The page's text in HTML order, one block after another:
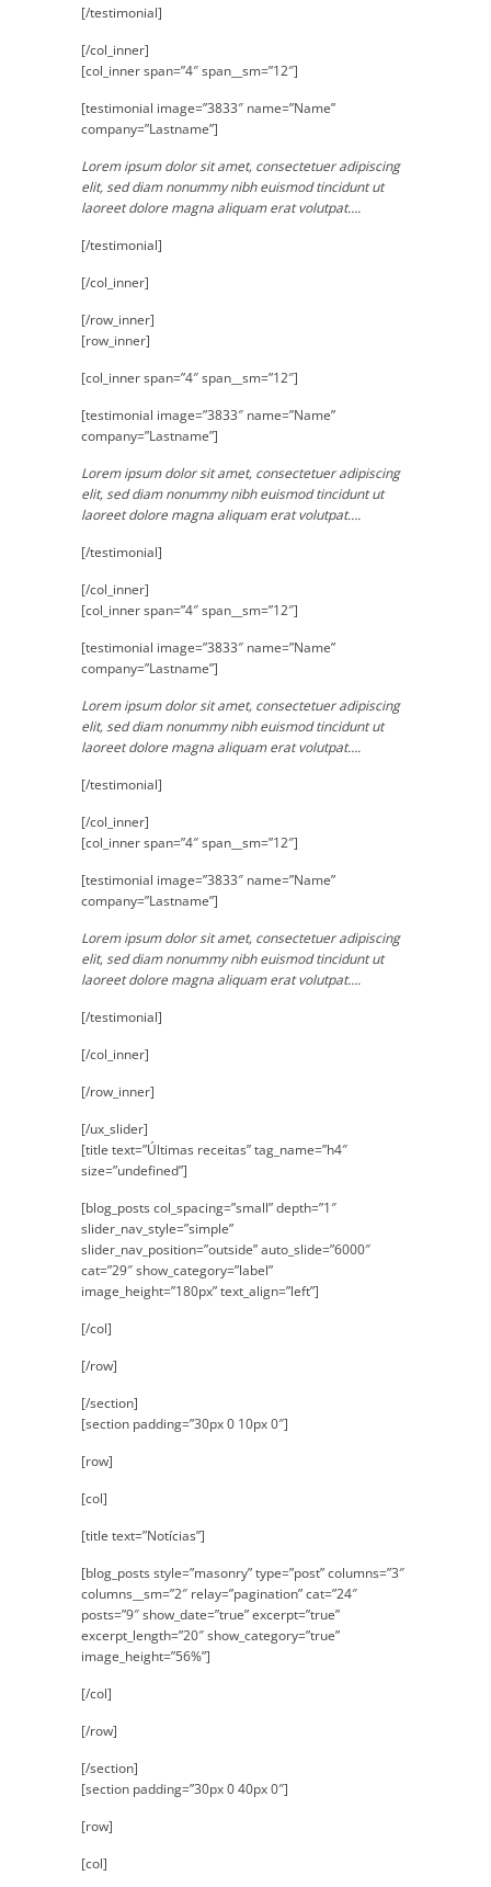
[/testimonial]
[/col_inner]
[col_inner span=”4″ span__sm=”12″]
[testimonial image=”3833″ name=”Name”
company=”Lastname”]
Lorem ipsum dolor sit amet, consectetuer adipiscing
elit, sed diam nonummy nibh euismod tincidunt ut
laoreet dolore magna aliquam erat volutpat….
[/testimonial]
[/col_inner]
[/row_inner]
[row_inner]
[col_inner span=”4″ span__sm=”12″]
[testimonial image=”3833″ name=”Name”
company=”Lastname”]
Lorem ipsum dolor sit amet, consectetuer adipiscing
elit, sed diam nonummy nibh euismod tincidunt ut
laoreet dolore magna aliquam erat volutpat….
[/testimonial]
[/col_inner]
[col_inner span=”4″ span__sm=”12″]
[testimonial image=”3833″ name=”Name”
company=”Lastname”]
Lorem ipsum dolor sit amet, consectetuer adipiscing
elit, sed diam nonummy nibh euismod tincidunt ut
laoreet dolore magna aliquam erat volutpat….
[/testimonial]
[/col_inner]
[col_inner span=”4″ span__sm=”12″]
[testimonial image=”3833″ name=”Name”
company=”Lastname”]
Lorem ipsum dolor sit amet, consectetuer adipiscing
elit, sed diam nonummy nibh euismod tincidunt ut
laoreet dolore magna aliquam erat volutpat….
[/testimonial]
[/col_inner]
[/row_inner]
[/ux_slider]
[title text=”Últimas receitas” tag_name=”h4″
size=”undefined”]
[blog_posts col_spacing=”small” depth=”1″
slider_nav_style=”simple”
slider_nav_position=”outside” auto_slide=”6000″
cat=”29″ show_category=”label”
image_height=”180px” text_align=”left”]
[/col]
[/row]
[/section]
[section padding=”30px 0 10px 0″]
[row]
[col]
[title text=”Notícias”]
[blog_posts style=”masonry” type=”post” columns=”3″
columns__sm=”2″ relay=”pagination” cat=”24″
posts=”9″ show_date=”true” excerpt=”true”
excerpt_length=”20″ show_category=”true”
image_height=”56%”]
[/col]
[/row]
[/section]
[section padding=”30px 0 40px 0″]
[row]
[col]